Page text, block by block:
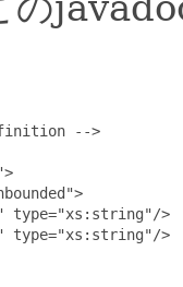
-->
type="xs:string"/>
type="xs:string"/>